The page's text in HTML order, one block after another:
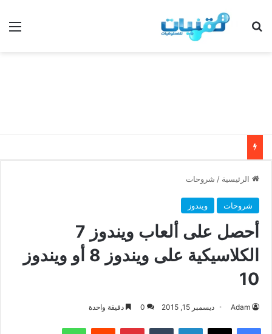
بحث عن
الرئيسية / شروحات
شروحات ويندوز
أحصل على ألعاب ويندوز 7
الكلاسيكية على ويندوز 8 أو ويندوز
10
Adam ديسمبر 15, 2015 0 دقيقة واحدة
فيسبوك ‫X لينكدإن بينتيريست واتساب